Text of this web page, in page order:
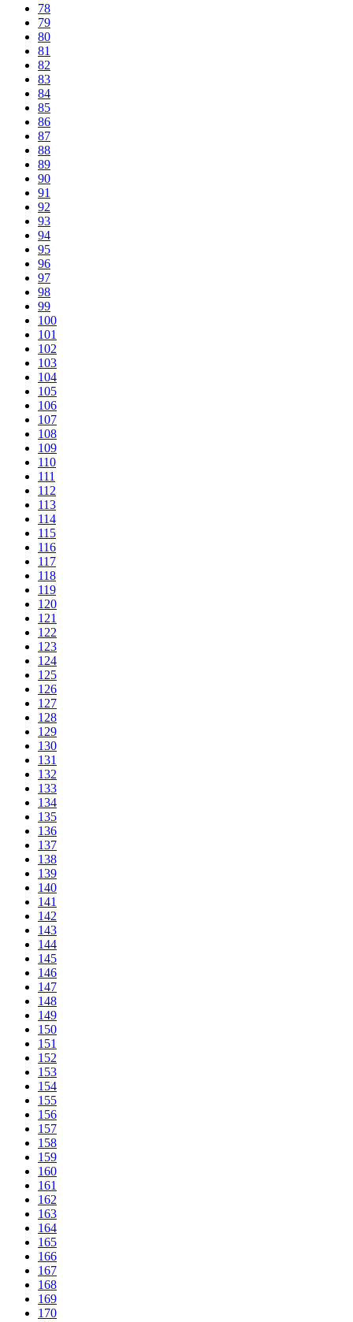
78
79
80
81
82
83
84
85
86
87
88
89
90
91
92
93
94
95
96
97
98
99
100
101
102
103
104
105
106
107
108
109
110
111
112
113
114
115
116
117
118
119
120
121
122
123
124
125
126
127
128
129
130
131
132
133
134
135
136
137
138
139
140
141
142
143
144
145
146
147
148
149
150
151
152
153
154
155
156
157
158
159
160
161
162
163
164
165
166
167
168
169
170